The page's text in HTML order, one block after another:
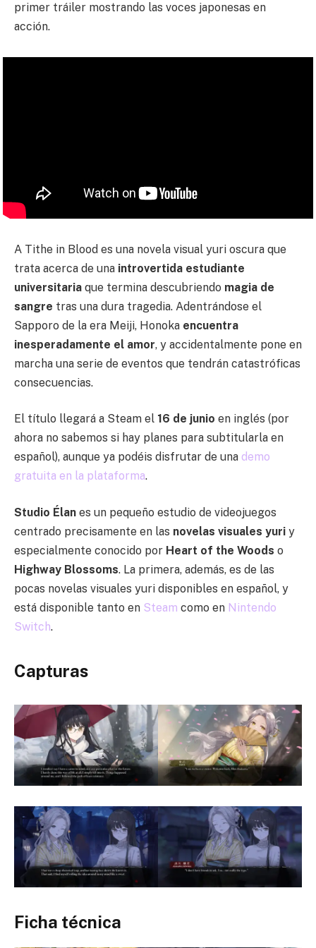
primer tráiler mostrando las voces japonesas en
acción.
A Tithe in Blood es una novela visual yuri oscura que
trata acerca de una introvertida estudiante
universitaria que termina descubriendo magia de
sangre tras una dura tragedia. Adentrándose el
Sapporo de la era Meiji, Honoka encuentra
inesperadamente el amor, y accidentalmente pone en
marcha una serie de eventos que tendrán catastróficas
consecuencias.
El título llegará a Steam el 16 de junio en inglés (por
ahora no sabemos si hay planes para subtitularla en
español), aunque ya podéis disfrutar de una demo
gratuita en la plataforma.
Studio Élan es un pequeño estudio de videojuegos
centrado precisamente en las novelas visuales yuri y
especialmente conocido por Heart of the Woods o
Highway Blossoms. La primera, además, es de las
pocas novelas visuales yuri disponibles en español, y
está disponible tanto en Steam como en Nintendo
Switch.
Capturas
Ficha técnica